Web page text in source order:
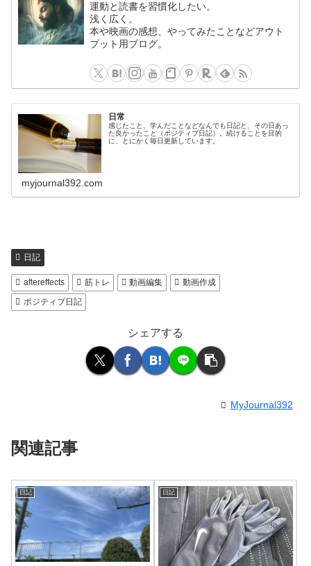
運動と読書を習慣化したい。
浅く広く。
本や映画の感想、やってみたことなどアウト
プット用ブログ。
日常
感じたこと、学んだことなどなんでも日記と、その日あっ
た良かったこと（ポジティブ日記）。続けることを目的
に、とにかく毎日更新しています。
myjournal392.com
日記
aftereffects 筋トレ 動画編集
動画作成
ポジティブ日記
シェアする
MyJournal392
関連記事
日記 日記